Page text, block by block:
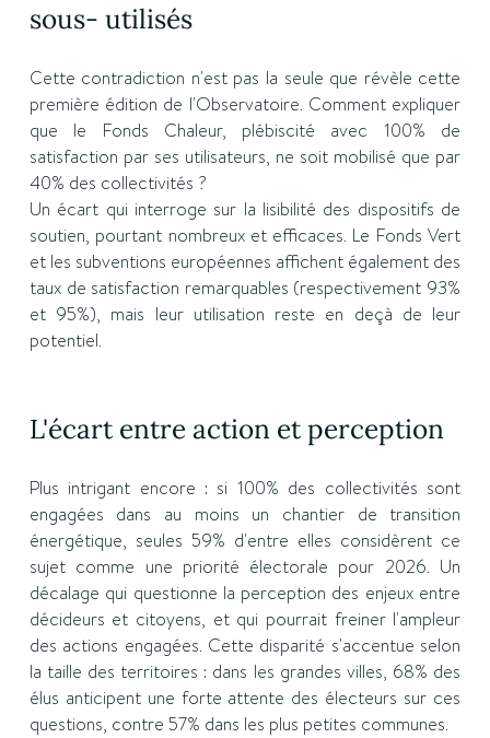
sous- utilisés
Cette contradiction n'est pas la seule que révèle cette
première édition de l'Observatoire. Comment expliquer
que le Fonds Chaleur, plébiscité avec 100% de
satisfaction par ses utilisateurs, ne soit mobilisé que par
40% des collectivités ?
Un écart qui interroge sur la lisibilité des dispositifs de
soutien, pourtant nombreux et efficaces. Le Fonds Vert
et les subventions européennes affichent également des
taux de satisfaction remarquables (respectivement 93%
et 95%), mais leur utilisation reste en deçà de leur
potentiel.
L'écart entre action et perception
Plus intrigant encore : si 100% des collectivités sont
engagées dans au moins un chantier de transition
énergétique, seules 59% d'entre elles considèrent ce
sujet comme une priorité électorale pour 2026. Un
décalage qui questionne la perception des enjeux entre
décideurs et citoyens, et qui pourrait freiner l'ampleur
des actions engagées. Cette disparité s'accentue selon
la taille des territoires : dans les grandes villes, 68% des
élus anticipent une forte attente des électeurs sur ces
questions, contre 57% dans les plus petites communes.